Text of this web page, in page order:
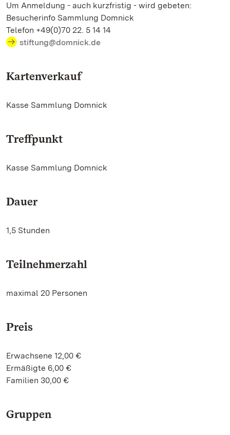
Um Anmeldung - auch kurzfristig - wird gebeten:
Besucherinfo Sammlung Domnick
Telefon +49(0)70 22. 5 14 14
stiftung@domnick.de
Kartenverkauf
Kasse Sammlung Domnick
Treffpunkt
Kasse Sammlung Domnick
Dauer
1,5 Stunden
Teilnehmerzahl
maximal 20 Personen
Preis
Erwachsene 12,00 €
Ermäßigte 6,00 €
Familien 30,00 €
Gruppen